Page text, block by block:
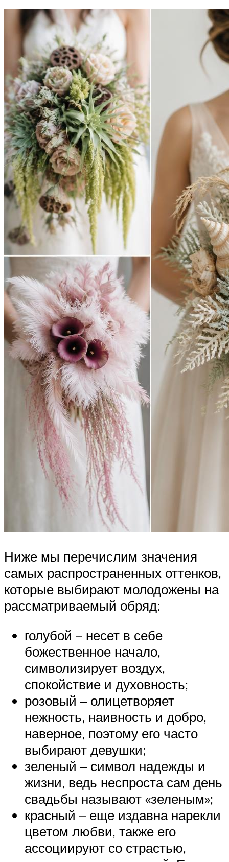
Ниже мы перечислим значения
самых распространенных оттенков,
которые выбирают молодожены на
рассматриваемый обряд:
голубой – несет в себе
божественное начало,
символизирует воздух,
спокойствие и духовность;
розовый – олицетворяет
нежность, наивность и добро,
наверное, поэтому его часто
выбирают девушки;
зеленый – символ надежды и
жизни, ведь неспроста сам день
свадьбы называют «зеленым»;
красный – еще издавна нарекли
цветом любви, также его
ассоциируют со страстью,